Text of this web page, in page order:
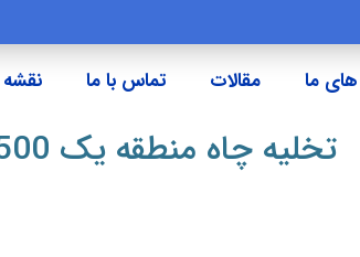
ما مقالات تماس با ما
تخلیه چاه منطقه یک 09127609500